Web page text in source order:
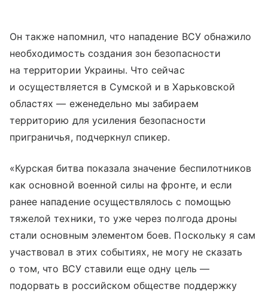
Он также напомнил, что нападение ВСУ обнажило
необходимость создания зон безопасности
на территории Украины. Что сейчас
и осуществляется в Сумской и в Харьковской
областях — еженедельно мы забираем
территорию для усиления безопасности
приграничья, подчеркнул спикер.
«Курская битва показала значение беспилотников
как основной военной силы на фронте, и если
ранее нападение осуществлялось с помощью
тяжелой техники, то уже через полгода дроны
стали основным элементом боев. Поскольку я сам
участвовал в этих событиях, не могу не сказать
о том, что ВСУ ставили еще одну цель —
подорвать в российском обществе поддержку